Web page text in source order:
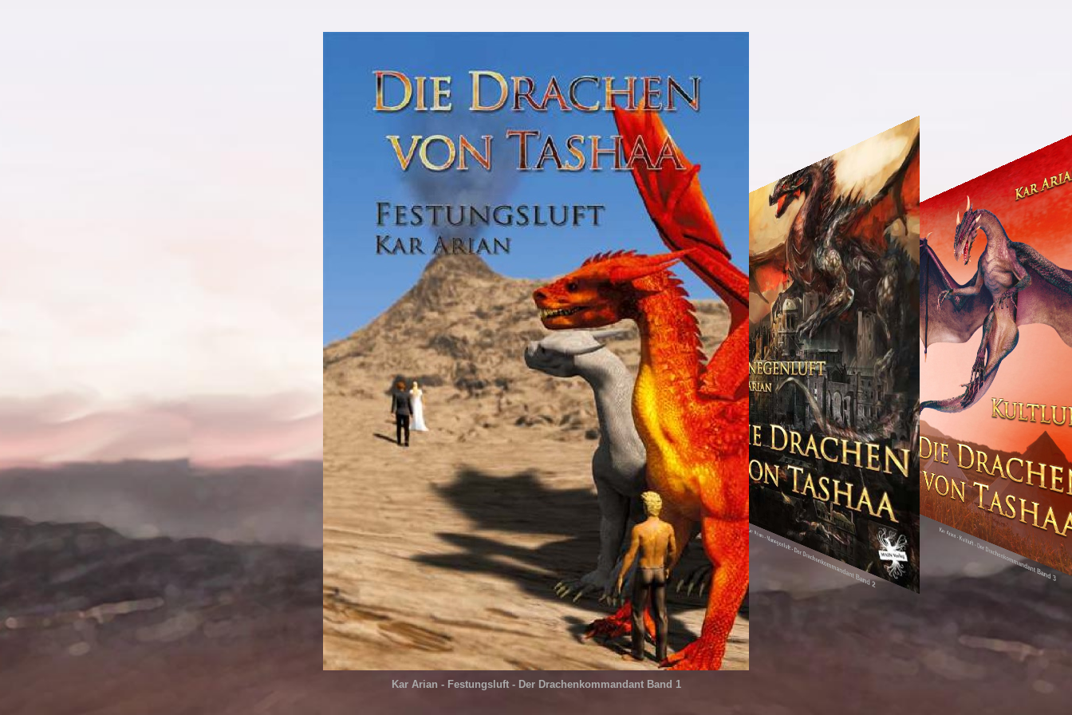
Kar Arian - Festungsluft - Der Drachenkommandant Band 1
Kar Arian - Manegenluft - Der Drachenkommandant Band 2 Kar Arian - Kultluft - Der Drachenkommandant Band 3